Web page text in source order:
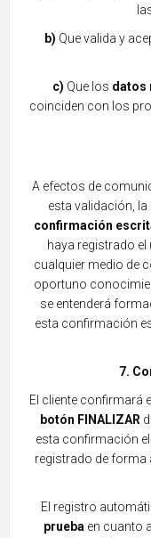
b) Que valida y
c) Que los datos
coinciden con los
A efectos de
esta validación,
confirmación
haya registrado
cualquier medio de
oportuno
se entenderá
esta confirmación
7.
El cliente confirmará
botón FINALIZAR
esta confirmación el
registrado de forma
El registro
prueba en cuanto